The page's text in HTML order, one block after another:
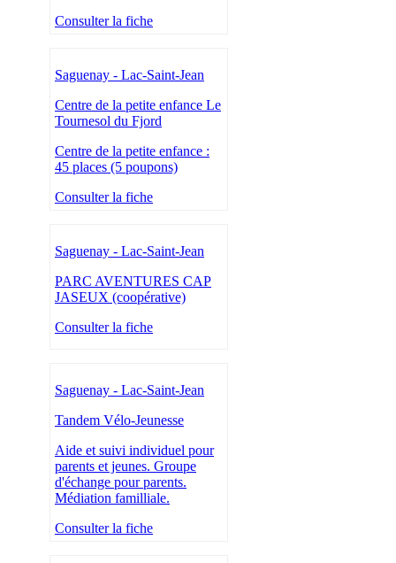
Consulter la fiche
Saguenay - Lac-Saint-Jean
Centre de la petite enfance Le
Tournesol du Fjord
Centre de la petite enfance :
45 places (5 poupons)
Consulter la fiche
Saguenay - Lac-Saint-Jean
PARC AVENTURES CAP
JASEUX (coopérative)
Consulter la fiche
Saguenay - Lac-Saint-Jean
Tandem Vélo-Jeunesse
Aide et suivi individuel pour
parents et jeunes. Groupe
d'échange pour parents.
Médiation familliale.
Consulter la fiche